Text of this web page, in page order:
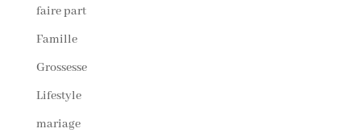
faire part
Famille
Grossesse
Lifestyle
mariage